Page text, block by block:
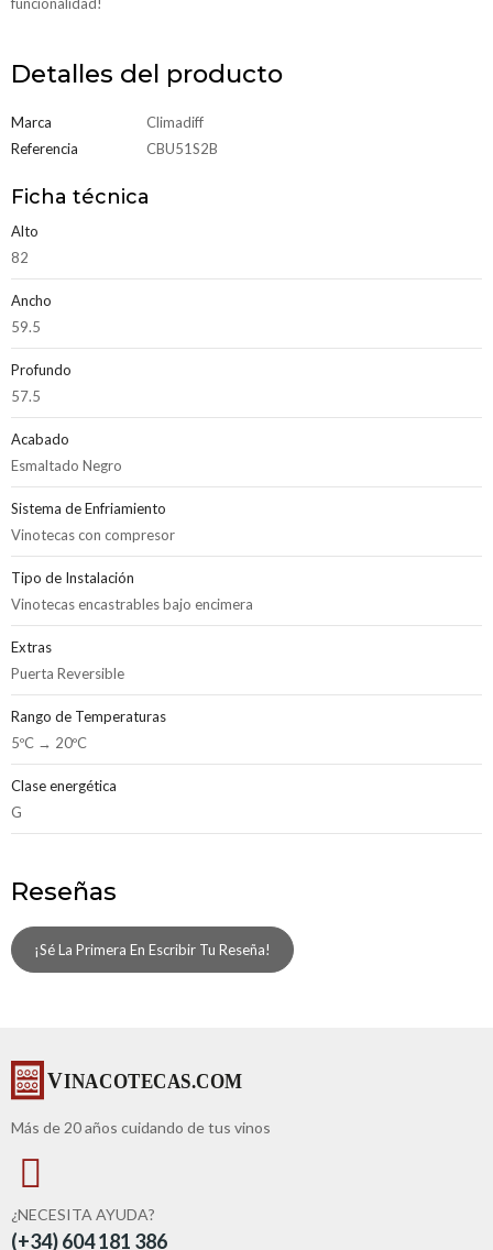
funcionalidad!
Detalles del producto
Marca
Climadiff
Referencia
CBU51S2B
Ficha técnica
Alto
82
Ancho
59.5
Profundo
57.5
Acabado
Esmaltado Negro
Sistema de Enfriamiento
Vinotecas con compresor
Tipo de Instalación
Vinotecas encastrables bajo encimera
Extras
Puerta Reversible
Rango de Temperaturas
5ºC → 20ºC
Clase energética
G
Reseñas
¡Sé La Primera En Escribir Tu Reseña!
Más de 20 años cuidando de tus vinos
¿NECESITA AYUDA?
(+34) 604 181 386